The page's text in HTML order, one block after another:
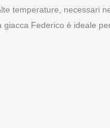
temperature, necessari
Federico è ideale